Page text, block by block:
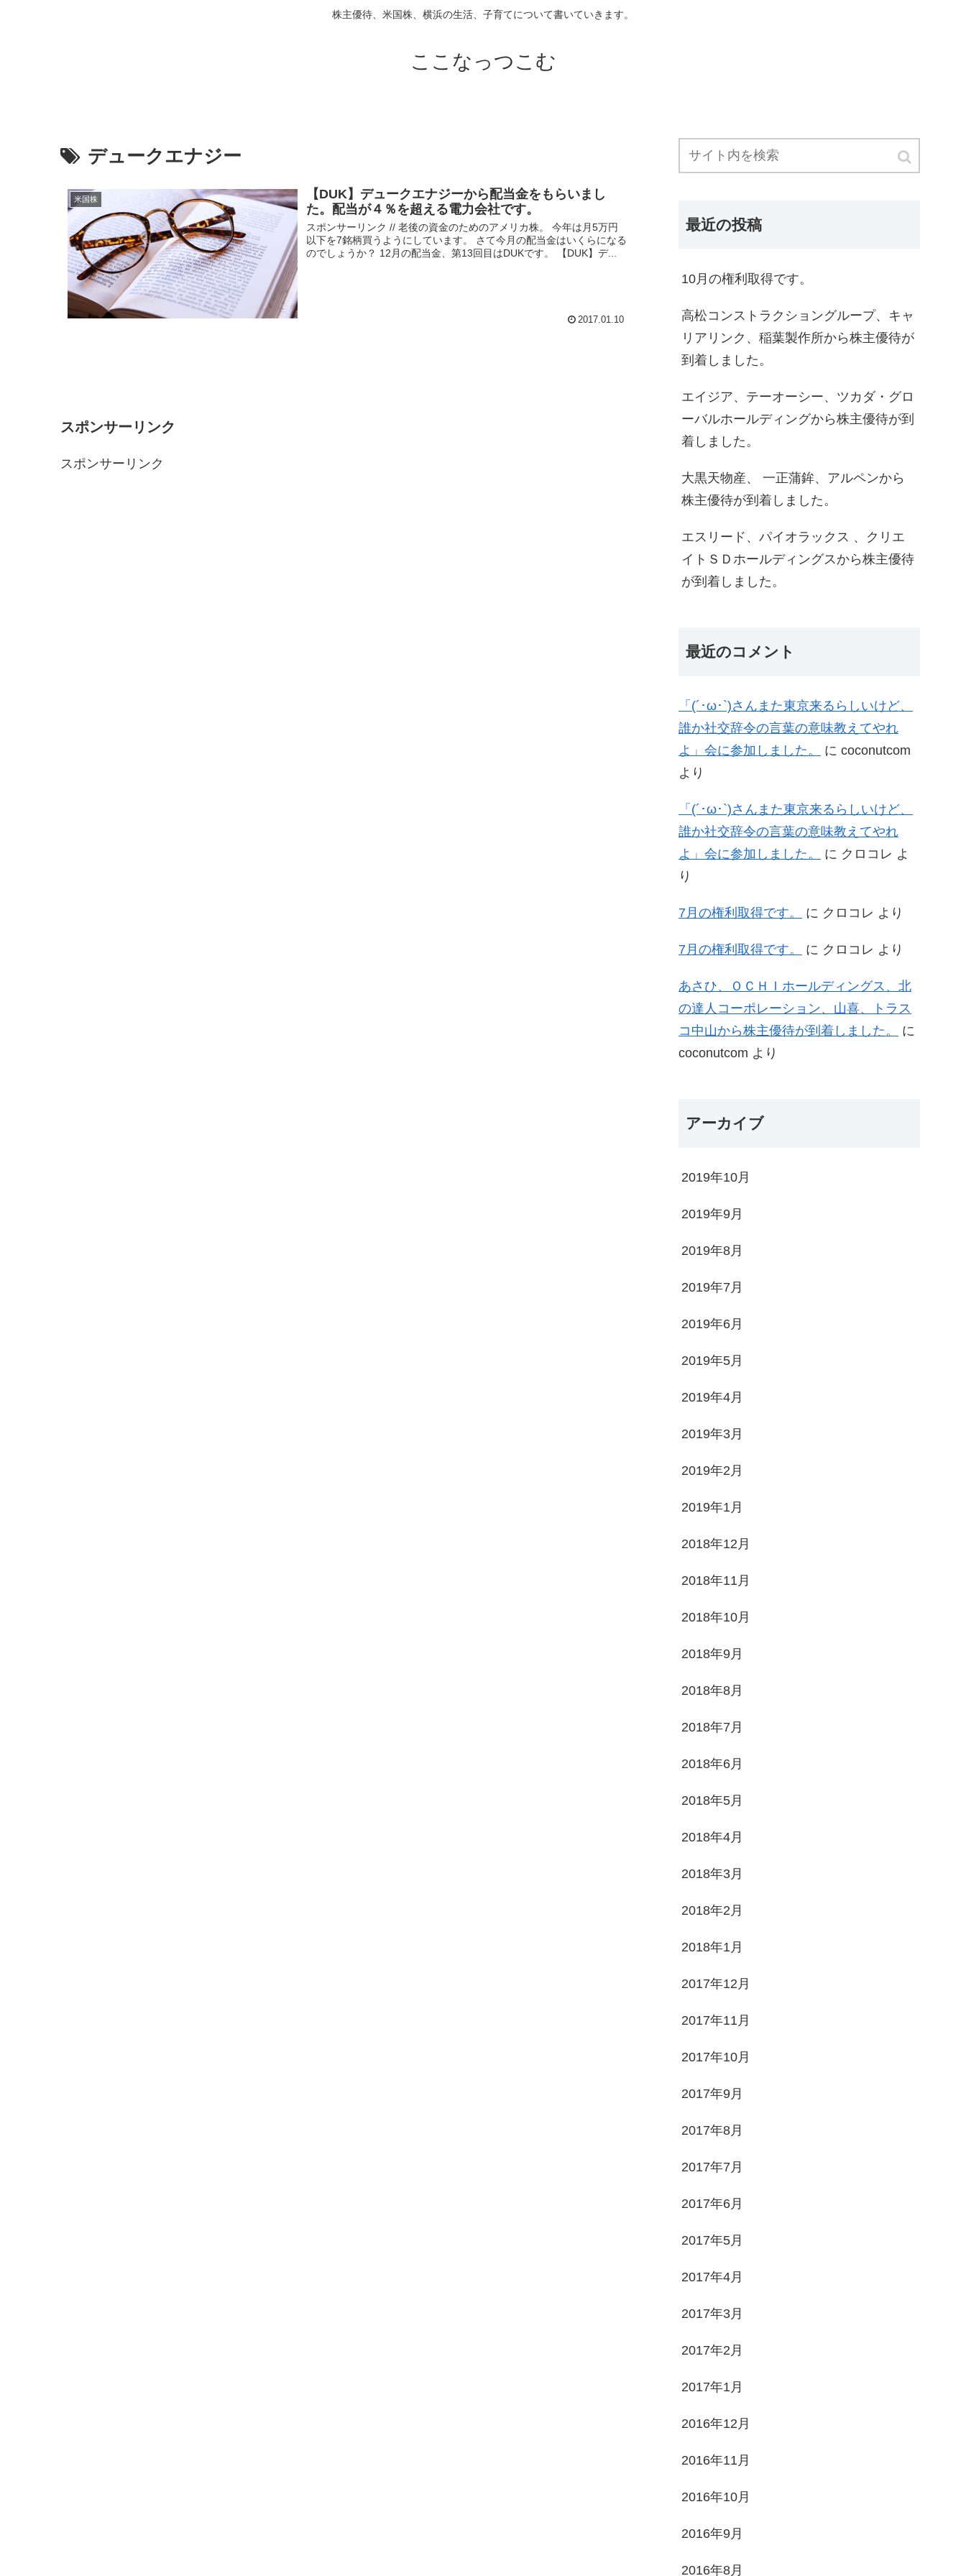
株主優待、米国株、横浜の生活、子育てについて書いていきます。
ここなっつこむ
デュークエナジー
米国株
【DUK】デュークエナジーから配当金をもらいまし
た。配当が４％を超える電力会社です。
スポンサーリンク // 老後の資金のためのアメリカ株。 今年は月5万円
以下を7銘柄買うようにしています。 さて今月の配当金はいくらになる
のでしょうか？ 12月の配当金、第13回目はDUKです。 【DUK】デ...
2017.01.10
スポンサーリンク
スポンサーリンク
最近の投稿
10月の権利取得です。
高松コンストラクショングループ、キャ
リアリンク、稲葉製作所から株主優待が
到着しました。
エイジア、テーオーシー、ツカダ・グロ
ーバルホールディングから株主優待が到
着しました。
大黒天物産、 一正蒲鉾、アルペンから
株主優待が到着しました。
エスリード、パイオラックス 、クリエ
イトＳＤホールディングスから株主優待
が到着しました。
最近のコメント
「(´･ω･`)さんまた東京来るらしいけど、
誰か社交辞令の言葉の意味教えてやれ
よ」会に参加しました。
に coconutcom
より
「(´･ω･`)さんまた東京来るらしいけど、
誰か社交辞令の言葉の意味教えてやれ
よ」会に参加しました。
に クロコレ よ
り
7月の権利取得です。 に クロコレ より
7月の権利取得です。 に クロコレ より
あさひ、ＯＣＨＩホールディングス、北
の達人コーポレーション、山喜、トラス
コ中山から株主優待が到着しました。
に
coconutcom より
アーカイブ
2019年10月
2019年9月
2019年8月
2019年7月
2019年6月
2019年5月
2019年4月
2019年3月
2019年2月
2019年1月
2018年12月
2018年11月
2018年10月
2018年9月
2018年8月
2018年7月
2018年6月
2018年5月
2018年4月
2018年3月
2018年2月
2018年1月
2017年12月
2017年11月
2017年10月
2017年9月
2017年8月
2017年7月
2017年6月
2017年5月
2017年4月
2017年3月
2017年2月
2017年1月
2016年12月
2016年11月
2016年10月
2016年9月
2016年8月